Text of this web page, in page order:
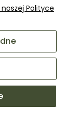
Polityce